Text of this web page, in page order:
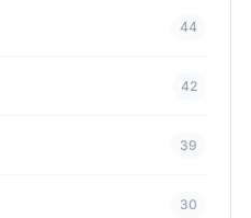
44
42
39
30